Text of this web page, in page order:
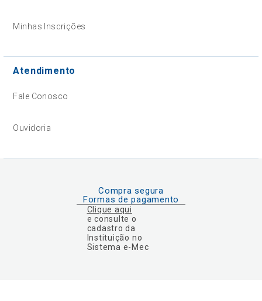
Minhas Inscrições
Atendimento
Fale Conosco
Ouvidoria
Compra segura
Formas de pagamento
Clique aqui
e consulte o
cadastro da
Instituição no
Sistema e-Mec